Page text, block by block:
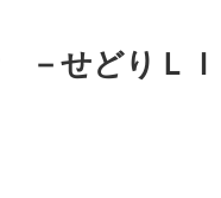
－せどりＬ